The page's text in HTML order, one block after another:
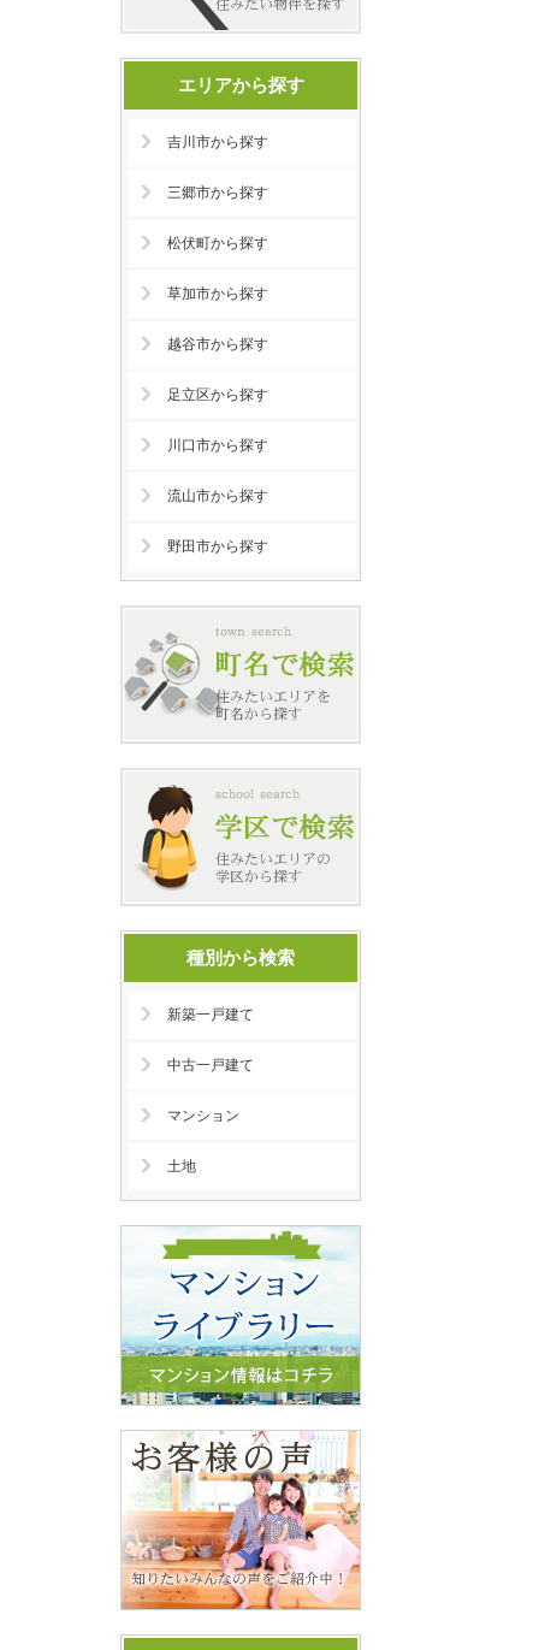
エリアから探す
吉川市から探す
三郷市から探す
松伏町から探す
草加市から探す
越谷市から探す
足立区から探す
川口市から探す
流山市から探す
野田市から探す
種別から検索
新築一戸建て
中古一戸建て
マンション
土地